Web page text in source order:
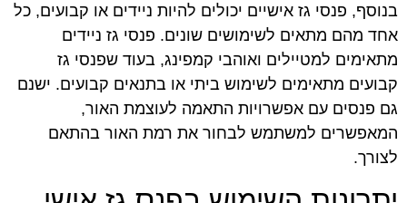
בנוסף, פנסי גז אישיים יכולים להיות ניידים או קבועים, כל
אחד מהם מתאים לשימושים שונים. פנסי גז ניידים
מתאימים למטיילים ואוהבי קמפינג, בעוד שפנסי גז
קבועים מתאימים לשימוש ביתי או בתנאים קבועים. ישנם
גם פנסים עם אפשרויות התאמה לעוצמת האור,
המאפשרים למשתמש לבחור את רמת האור בהתאם
לצורך.